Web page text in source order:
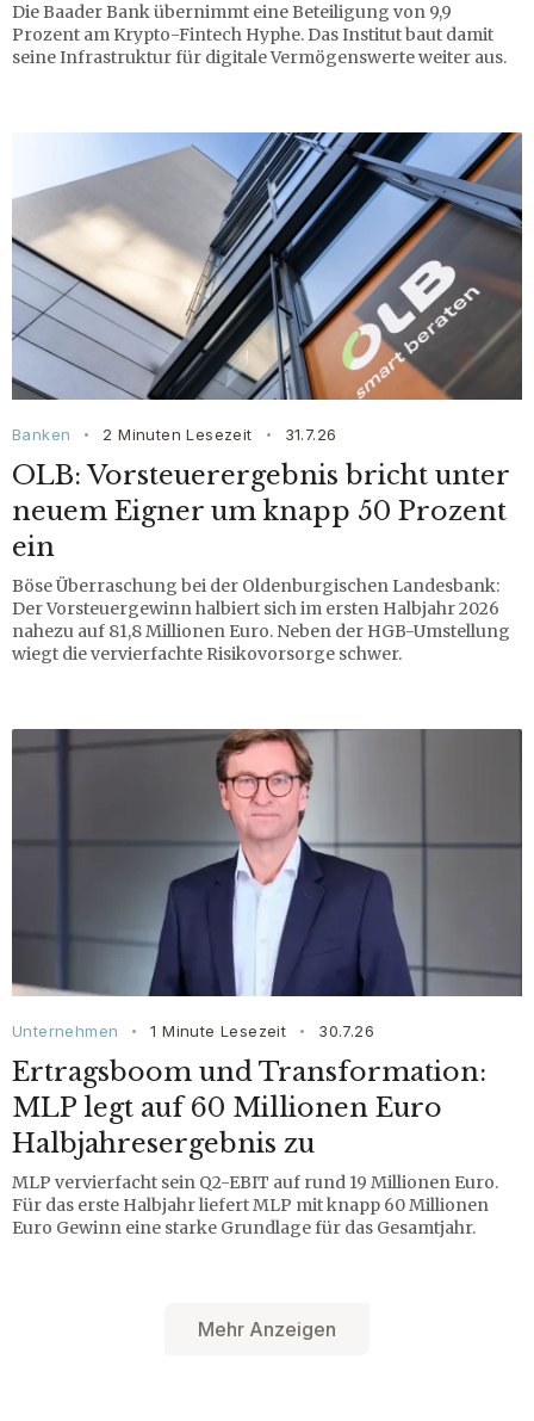
Die Baader Bank übernimmt eine Beteiligung von 9,9
Prozent am Krypto-Fintech Hyphe. Das Institut baut damit
seine Infrastruktur für digitale Vermögenswerte weiter aus.
Banken • 2 Minuten Lesezeit • 31.7.26
OLB: Vorsteuerergebnis bricht unter
neuem Eigner um knapp 50 Prozent
ein
Böse Überraschung bei der Oldenburgischen Landesbank:
Der Vorsteuergewinn halbiert sich im ersten Halbjahr 2026
nahezu auf 81,8 Millionen Euro. Neben der HGB-Umstellung
wiegt die vervierfachte Risikovorsorge schwer.
Unternehmen • 1 Minute Lesezeit • 30.7.26
Ertragsboom und Transformation:
MLP legt auf 60 Millionen Euro
Halbjahresergebnis zu
MLP vervierfacht sein Q2-EBIT auf rund 19 Millionen Euro.
Für das erste Halbjahr liefert MLP mit knapp 60 Millionen
Euro Gewinn eine starke Grundlage für das Gesamtjahr.
Mehr Anzeigen